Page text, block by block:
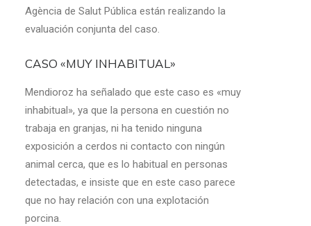
Agència de Salut Pública están realizando la
evaluación conjunta del caso.
CASO «MUY INHABITUAL»
Mendioroz ha señalado que este caso es «muy
inhabitual», ya que la persona en cuestión no
trabaja en granjas, ni ha tenido ninguna
exposición a cerdos ni contacto con ningún
animal cerca, que es lo habitual en personas
detectadas, e insiste que en este caso parece
que no hay relación con una explotación
porcina.